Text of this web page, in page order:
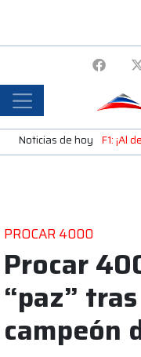
Noticias de hoy F1: ¡Al
PROCAR 4000
Procar
“paz”
campeón